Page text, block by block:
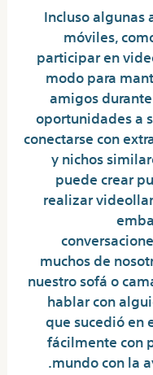
Incluso
móviles,
participar en
modo para
amigos
oportunidades a
conectarse con
y nichos
puede crear
realizar
muchos de
nuestro sofá o
hablar con
que sucedió en
fácilmente con
mundo con la